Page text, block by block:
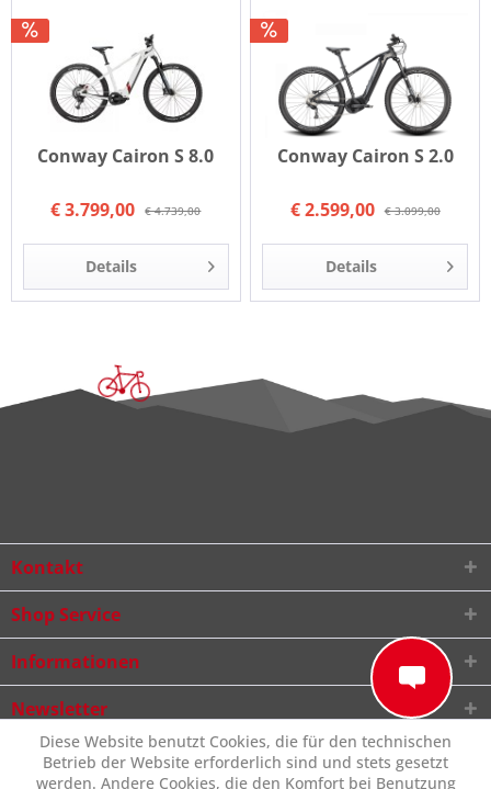
Conway Cairon S 8.0
€ 3.799,00 € 4.739,00
Details
Conway Cairon S 2.0
€ 2.599,00 € 3.099,00
Details
Kontakt
Shop Service
Informationen
Newsletter
Diese Website benutzt Cookies, die für den technischen
Betrieb der Website erforderlich sind und stets gesetzt
werden. Andere Cookies, die den Komfort bei Benutzung